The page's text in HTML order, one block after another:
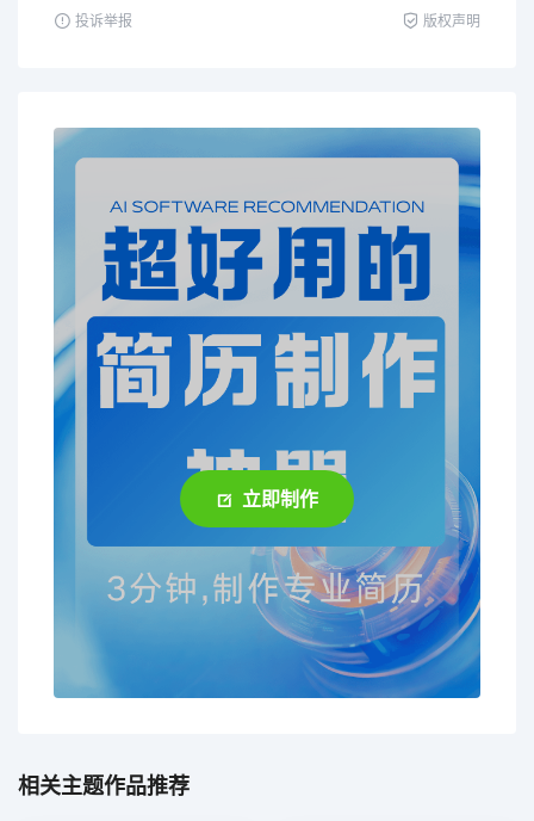
投诉举报 版权声明
立即制作
相关主题作品推荐